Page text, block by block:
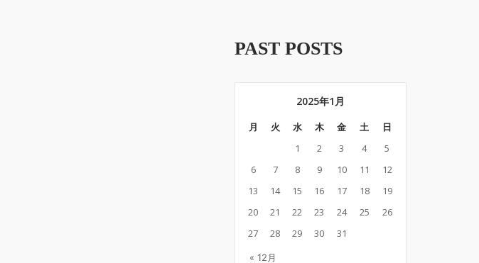
PAST POSTS
2025年1月
月 火 水 木 金 土
日
1
2 3 4
5
6
7 8 9 10 11
12
13
14 15 16 17 18
19
20
21 22 23 24 25
26
27
28 29 30 31
« 12月